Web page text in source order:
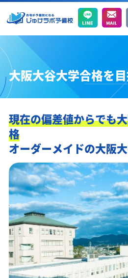
大阪大谷大学合格を
現在の偏差値からでも
格
オーダーメイドの大阪